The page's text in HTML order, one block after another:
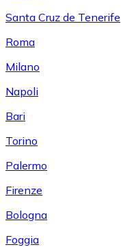
Santa Cruz de Tenerife
Roma
Milano
Napoli
Bari
Torino
Palermo
Firenze
Bologna
Foggia